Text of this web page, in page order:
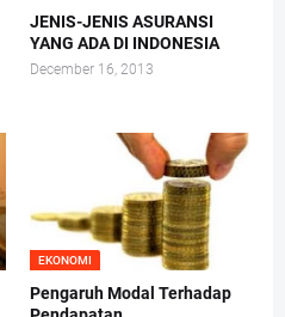
JENIS-JENIS ASURANSI
YANG ADA DI INDONESIA
December 16, 2013
EKONOMI
Pengaruh Modal Terhadap